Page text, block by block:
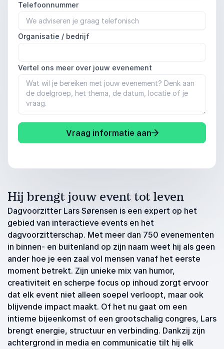
Telefoonnummer
Organisatie / bedrijf
Vertel ons meer over jouw evenement
Vraag informatie aan
Hij brengt jouw event tot leven
Dagvoorzitter Lars Sørensen is een expert op het
gebied van interactieve events en het
dagvoorzitterschap. Met meer dan 750 evenementen
in binnen- en buitenland op zijn naam weet hij als geen
ander hoe je een zaal vol mensen vanaf het eerste
moment betrekt. Zijn unieke mix van humor,
creativiteit en scherpe focus op inhoud zorgt ervoor
dat elk event niet alleen soepel verloopt, maar ook
blijvende impact maakt. Of het nu gaat om een
intieme bijeenkomst of een grootschalig congres, Lars
brengt energie, structuur en verbinding. Dankzij zijn
achtergrond in media en communicatie tilt hij elk